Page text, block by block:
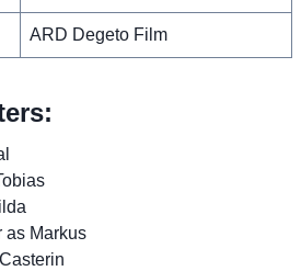
ARD Degeto Film
as Markus